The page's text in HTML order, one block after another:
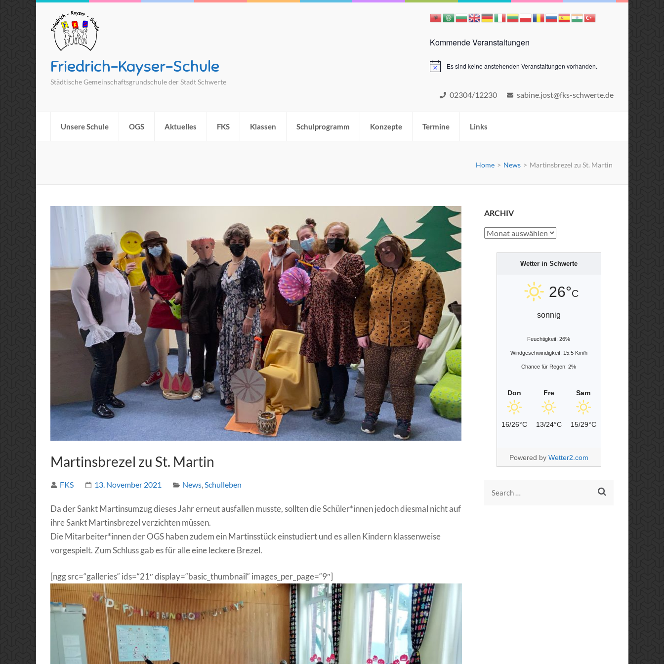
Friedrich-Kayser-Schule
Städtische Gemeinschaftsgrundschule der Stadt Schwerte
Kommende Veranstaltungen
HinweisEs sind keine anstehenden Veranstaltungen vorhanden.
02304/12230 sabine.jost@fks-schwerte.de
Unsere Schule OGS Aktuelles FKS Klassen Schulprogramm Konzepte Termine Links
Home > News > Martinsbrezel zu St. Martin
Martinsbrezel zu St. Martin
FKS 13. November 2021 News Schulleben
Da der Sankt Martinsumzug dieses Jahr erneut ausfallen musste, sollten die Schüler*innen jedoch diesmal nicht auf
ihre Sankt Martinsbrezel verzichten müssen.
Die Mitarbeiter*innen der OGS haben zudem ein Martinsstück einstudiert und es allen Kindern klassenweise
vorgespielt. Zum Schluss gab es für alle eine leckere Brezel.
[ngg src=“galleries“ ids=“21″ display=“basic_thumbnail“ images_per_page=“9″]
ARCHIV
Archiv
Wetter in Schwerte
26°C
sonnig
Feuchtigkeit: 26%
Windgeschwindigkeit: 15.5 Km/h
Chance für Regen: 2%
Don
16/26°C
Fre
13/24°C
Sam
15/29°C
Powered by Wetter2.com
Search